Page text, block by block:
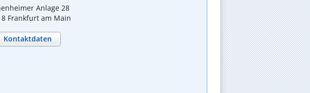
Anlage 28
Frankfurt am Main
Kontaktdaten